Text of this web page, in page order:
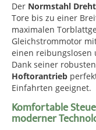
Der Normstahl
Tore bis zu einer
maximalen
Gleichstrommotor
einen reibungslosen
Dank seiner
Hoftorantrieb
Einfahrten geeignet.
Komfortable
moderner